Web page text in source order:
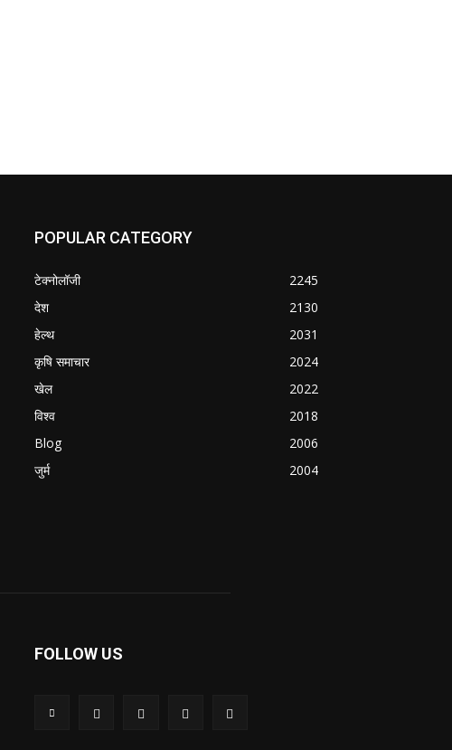
POPULAR CATEGORY
टेक्नोलॉजी
2245
देश
2130
हेल्थ
2031
कृषि समाचार
2024
खेल
2022
विश्व
2018
Blog
2006
जुर्म
2004
FOLLOW US